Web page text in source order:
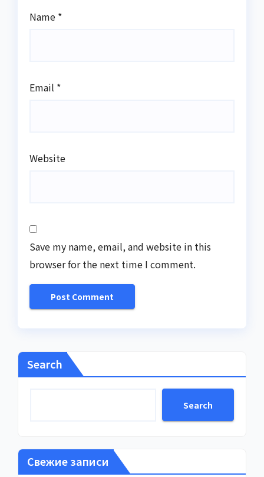
Name *
Email *
Website
Save my name, email, and website in this
browser for the next time I comment.
Search
Search
Свежие записи